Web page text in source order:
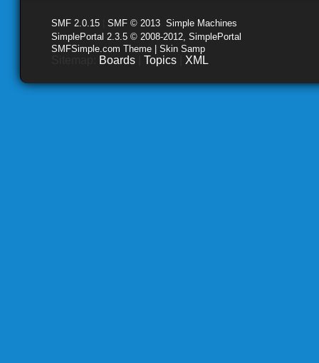
SMF 2.0.15 SMF © 2013 Simple Machines
SimplePortal 2.3.5 © 2008-2012, SimplePortal
SMFSimple.com Theme | Skin Samp
Boards Topics XML